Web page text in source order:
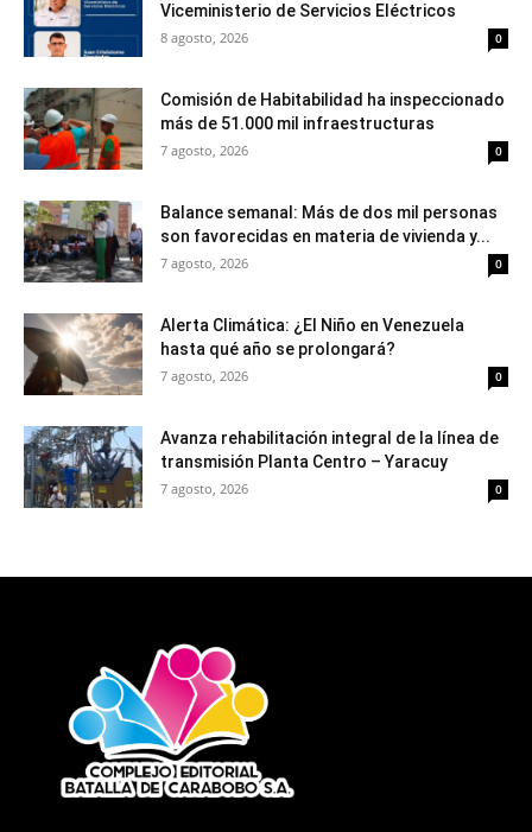
Viceministerio de Servicios Eléctricos
8 agosto, 2026 0
Comisión de Habitabilidad ha inspeccionado
más de 51.000 mil infraestructuras
7 agosto, 2026 0
Balance semanal: Más de dos mil personas
son favorecidas en materia de vivienda y...
7 agosto, 2026 0
Alerta Climática: ¿El Niño en Venezuela
hasta qué año se prolongará?
7 agosto, 2026 0
Avanza rehabilitación integral de la línea de
transmisión Planta Centro – Yaracuy
7 agosto, 2026 0